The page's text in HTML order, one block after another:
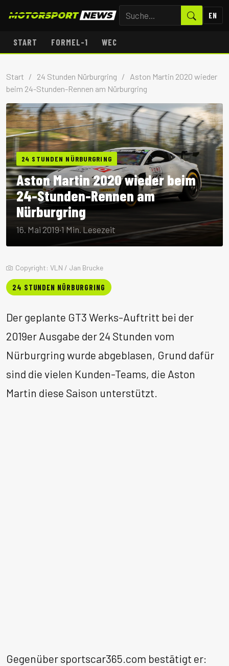
EN
START FORMEL-1 WEC
Start / 24 Stunden Nürburgring /
Aston Martin 2020 wieder
beim 24-Stunden-Rennen am Nürburgring
24 STUNDEN NÜRBURGRING
Aston Martin 2020 wieder beim
24-Stunden-Rennen am
Nürburgring
16. Mai 2019·1 Min. Lesezeit
Copyright: VLN / Jan Brucke
24 STUNDEN NÜRBURGRING
Der geplante GT3 Werks-Auftritt bei der
2019er Ausgabe der 24 Stunden vom
Nürburgring wurde abgeblasen, Grund dafür
sind die vielen Kunden-Teams, die Aston
Martin diese Saison unterstützt.
Gegenüber sportscar365.com bestätigt er: